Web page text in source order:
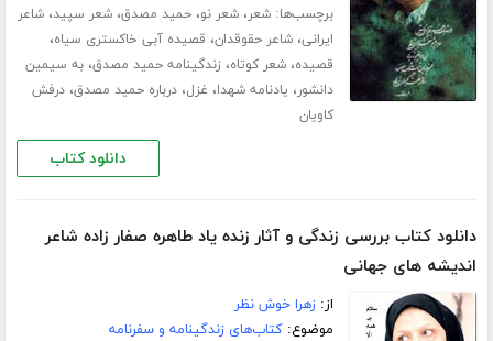
برچسب‌ها:شعر،شعر نو،حمید مصدق،شعر سپید،شاعر
ایرانی،شاعر حقوقدان، قصیده آبی خاکستری سیاه،
قصیده،شعر کوتاه، زندگینامه حمید مصدق،به سیمین
دانشور، یادنامه شهدا، غزل،درباره حمید مصدق،درفش
کاویان
دانلود کتاب
دانلود کتاب بررسی زندگی و آثار زنده یاد طاهره صفار زاده شاعر
اندیشه های جهانی
از:زهرا خوش نظر
موضوع:کتاب‌های زندگینامه و سفرنامه